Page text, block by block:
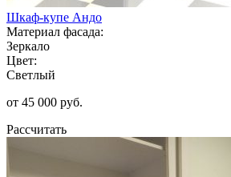
Шкаф-купе Андо
Материал фасада:
Зеркало
Цвет:
Светлый
от 45 000 руб.
Рассчитать